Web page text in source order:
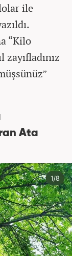
ile
“Kilo
zayıfladınız
Ata